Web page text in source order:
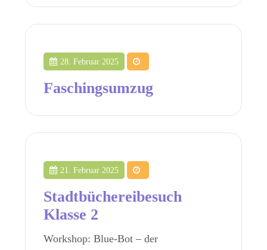
28. Februar 2025
Faschingsumzug
21. Februar 2025
Stadtbüchereibesuch
Klasse 2
Workshop: Blue-Bot – der